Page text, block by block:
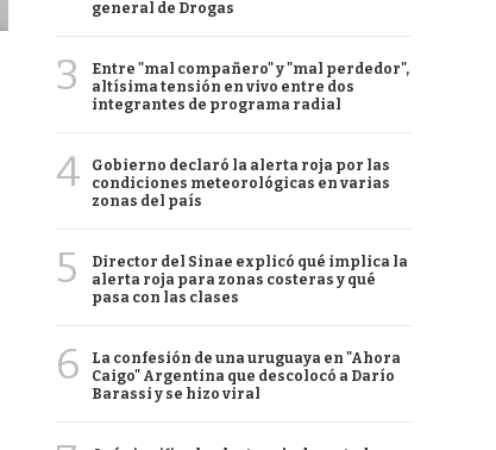
general de Drogas
3
Entre "mal compañero" y "mal perdedor",
altísima tensión en vivo entre dos
integrantes de programa radial
4
Gobierno declaró la alerta roja por las
condiciones meteorológicas en varias
zonas del país
5
Director del Sinae explicó qué implica la
alerta roja para zonas costeras y qué
pasa con las clases
6
La confesión de una uruguaya en "Ahora
Caigo" Argentina que descolocó a Darío
Barassi y se hizo viral